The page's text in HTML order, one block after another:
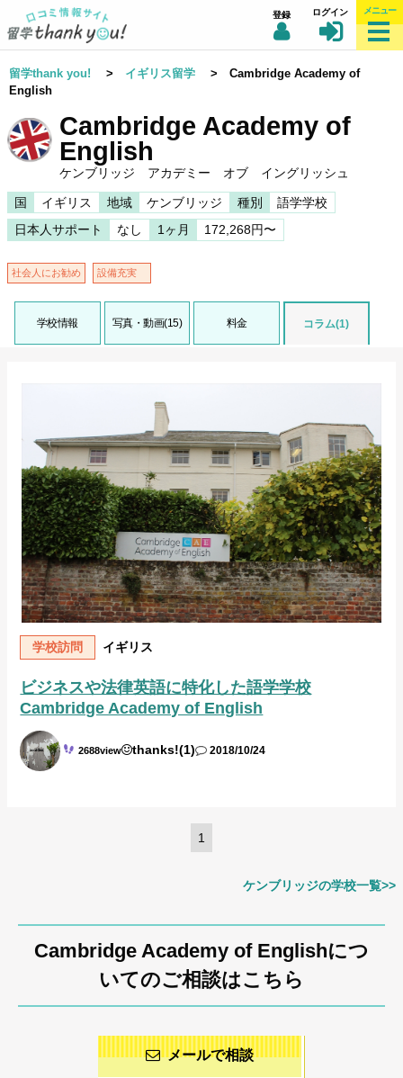
登録 ログイン メニュー
留学thank you! > イギリス留学 > Cambridge Academy of
English
Cambridge Academy of
English
ケンブリッジ アカデミー オブ イングリッシュ
国 イギリス 地域 ケンブリッジ 種別
語学学校
日本人サポート
なし 1ヶ月 172,268円〜
社会人にお勧め 設備充実
学校情報 写真・動画(15) 料金 コラム(1)
学校訪問 イギリス
ビジネスや法律英語に特化した語学学校
Cambridge Academy of English
2688view thanks!(1) 2018/10/24
1
ケンブリッジの学校一覧>>
Cambridge Academy of Englishにつ
いてのご相談はこちら
メールで相談